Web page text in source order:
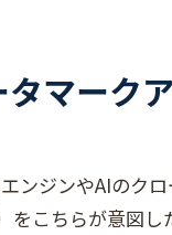
マーク
ンジンやAIのク
をこちらが意図